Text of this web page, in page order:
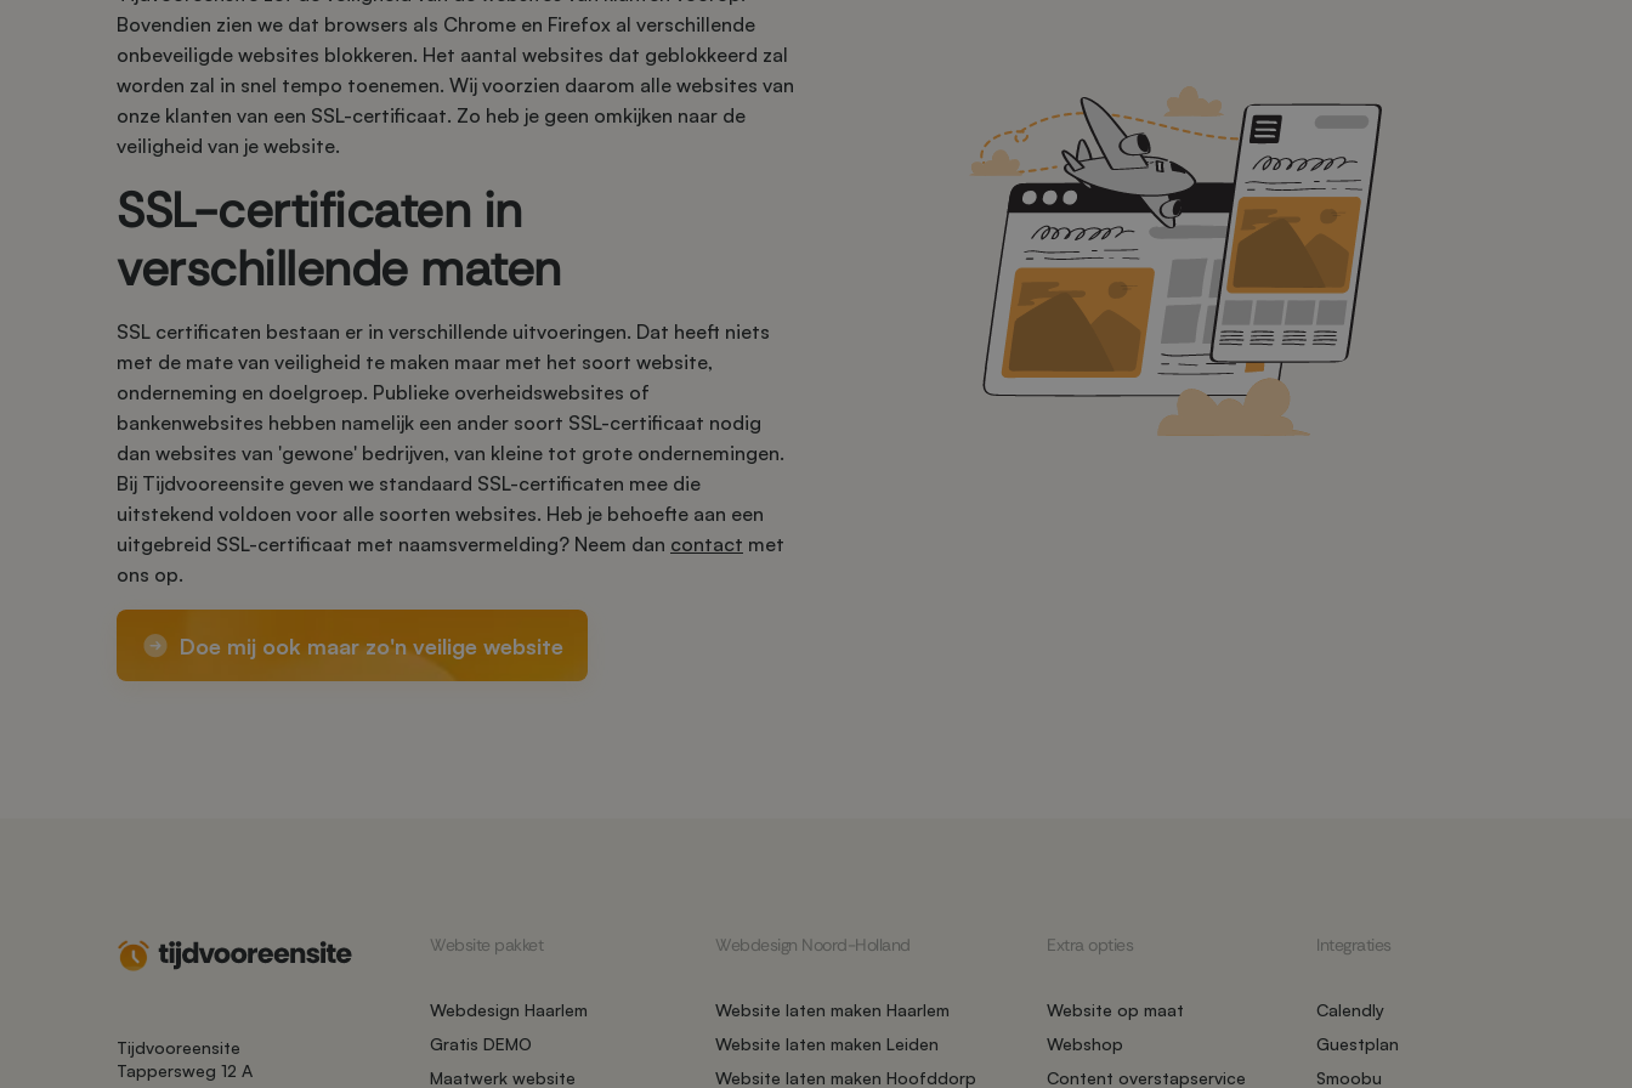
Bovendien zien we dat browsers als Chrome en Firefox al verschillende
onbeveiligde websites blokkeren. Het aantal websites dat geblokkeerd zal
worden zal in snel tempo toenemen. Wij voorzien daarom alle websites van
onze klanten van een SSL-certificaat. Zo heb je geen omkijken naar de
veiligheid van je website.
SSL-certificaten in
verschillende maten
SSL certificaten bestaan er in verschillende uitvoeringen. Dat heeft niets
met de mate van veiligheid te maken maar met het soort website,
onderneming en doelgroep. Publieke overheidswebsites of
bankenwebsites hebben namelijk een ander soort SSL-certificaat nodig
dan websites van 'gewone' bedrijven, van kleine tot grote ondernemingen.
Bij Tijdvooreensite geven we standaard SSL-certificaten mee die
uitstekend voldoen voor alle soorten websites. Heb je behoefte aan een
uitgebreid SSL-certificaat met naamsvermelding? Neem dan contact met
ons op.
Doe mij ook maar zo'n veilige website
Tijdvooreensite
Tappersweg 12 A
Website pakket
Webdesign Haarlem
Gratis DEMO
Maatwerk website
Webdesign Noord-Holland
Website laten maken Haarlem
Website laten maken Leiden
Website laten maken Hoofddorp
Extra opties
Website op maat
Webshop
Content overstapservice
Integraties
Calendly
Guestplan
Smoobu